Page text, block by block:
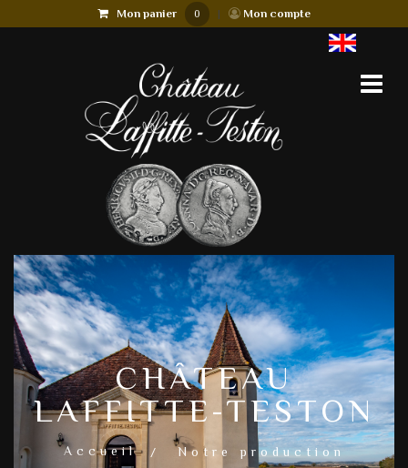
Mon panier 0 | Mon compte
CHÂTEAU
LAFFITTE-TESTON
Accueil Notre production